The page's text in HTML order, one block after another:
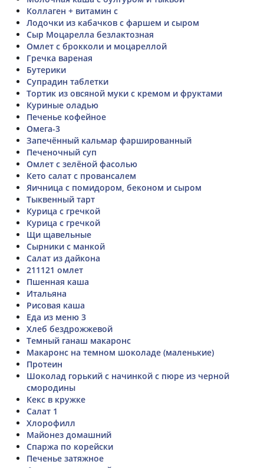
Коллаген + витамин с
Лодочки из кабачков с фаршем и сыром
Сыр Моцарелла безлактозная
Омлет с брокколи и моцареллой
Гречка вареная
Бутерики
Супрадин таблетки
Тортик из овсяной муки с кремом и фруктами
Куриные оладью
Печенье кофейное
Омега-3
Запечённый кальмар фаршированный
Печеночный суп
Омлет с зелёной фасолью
Кето салат с провансалем
Яичница с помидором, беконом и сыром
Тыквенный тарт
Курица с гречкой
Курица с гречкой
Щи щавельные
Сырники с манкой
Салат из дайкона
211121 омлет
Пшенная каша
Итальяна
Рисовая каша
Еда из меню 3
Хлеб бездрожжевой
Темный ганаш макаронс
Макаронс на темном шоколаде (маленькие)
Протеин
Шоколад горький с начинкой с пюре из черной
смородины
Кекс в кружке
Салат 1
Хлорофилл
Майонез домашний
Спаржа по корейски
Печенье затяжное